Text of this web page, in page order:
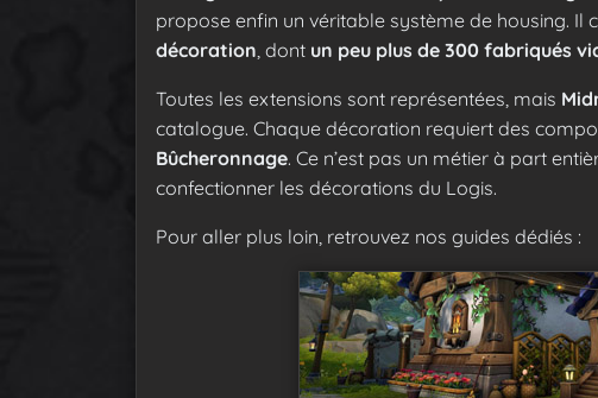
propose enfin un véritable système de housing. Il
décoration , dont un peu plus de 300 fabriqués
Toutes les extensions sont représentées, mais
catalogue. Chaque décoration requiert des
Bûcheronnage. Ce n’est pas un métier à part
confectionner les décorations du Logis.
Pour aller plus loin, retrouvez nos guides dédiés :